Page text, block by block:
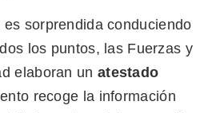
sorprendida conduciendo
los puntos, las Fuerzas y
elaboran un atestado
recoge la información